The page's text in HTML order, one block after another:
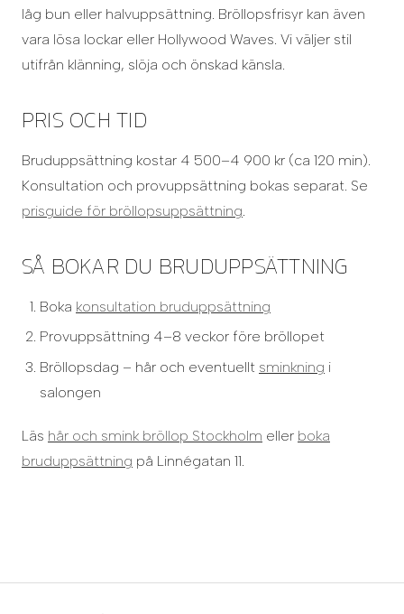
låg bun eller halvuppsättning. Bröllopsfrisyr kan även
vara lösa lockar eller Hollywood Waves. Vi väljer stil
utifrån klänning, slöja och önskad känsla.
PRIS OCH TID
Bruduppsättning kostar 4 500–4 900 kr (ca 120 min).
Konsultation och provuppsättning bokas separat. Se
prisguide för bröllopsuppsättning
SÅ BOKAR DU BRUDUPPSÄTTNING
Boka konsultation bruduppsättning
Provuppsättning 4–8 veckor före bröllopet
Bröllopsdag – hår och eventuellt sminkning i
salongen
Läs hår och smink bröllop Stockholm eller boka
bruduppsättning på Linnégatan 11.